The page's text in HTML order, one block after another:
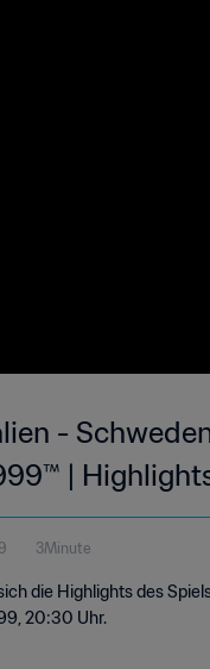
-
|
3Minute
die Highlights des
20:30 Uhr.